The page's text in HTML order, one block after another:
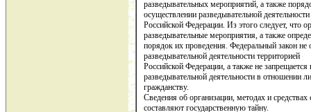
разведывательных мероприятий, а также
осуществлении разведывательной
Российской Федерации. Из этого следует, что
разведывательные мероприятия, а также
порядок их проведения. Федеральный закон
разведывательной деятельности территорией
Российской Федерации, а также не
разведывательной деятельности в отношении
гражданству.
Сведения об организации, методах и
составляют государственную тайну.